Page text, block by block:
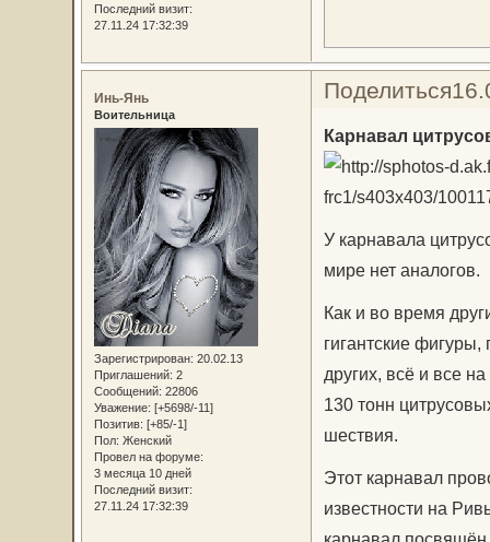
Последний визит:
27.11.24 17:32:39
Поделиться
Инь-Янь
Воительница
Зарегистрирован: 20.02.13
Приглашений: 2
Сообщений: 22806
Уважение: [+5698/-11]
Позитив: [+85/-1]
Пол: Женский
Провел на форуме:
3 месяца 10 дней
Последний визит:
27.11.24 17:32:39
Карнавал
У карнавала
мире нет аналогов.
Как и во время
гигантские
других, всё и все
130 тонн
шествия.
Этот карнавал
известности на